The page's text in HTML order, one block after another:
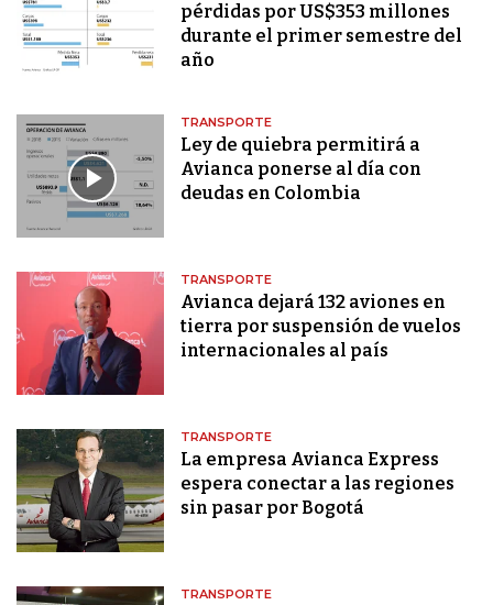
pérdidas por US$353 millones
durante el primer semestre del
año
TRANSPORTE
Ley de quiebra permitirá a
Avianca ponerse al día con
deudas en Colombia
TRANSPORTE
Avianca dejará 132 aviones en
tierra por suspensión de vuelos
internacionales al país
TRANSPORTE
La empresa Avianca Express
espera conectar a las regiones
sin pasar por Bogotá
TRANSPORTE